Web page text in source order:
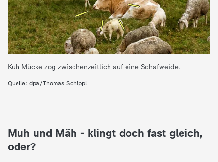
n
a
c
h
Kuh Mücke zog zwischenzeitlich auf eine Schafweide.
Quelle: dpa/Thomas Schippl
Muh und Mäh - klingt doch fast gleich,
oder?